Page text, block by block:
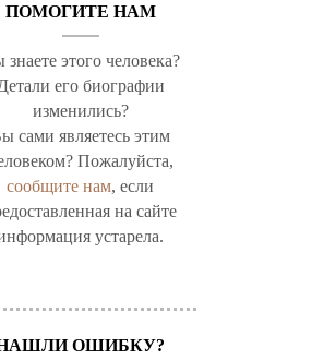
ПОМОГИТЕ НАМ
этого человека?
его биографии
изменились?
сами являетесь этим
Пожалуйста,
сообщите нам, если
на сайте
устарела.
ОШИБКУ?